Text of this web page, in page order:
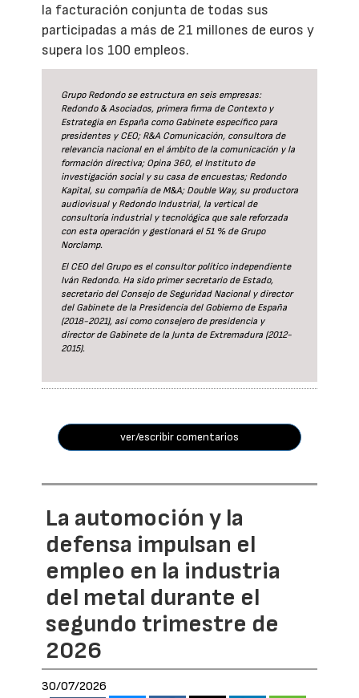
la facturación conjunta de todas sus
participadas a más de 21 millones de euros y
supera los 100 empleos.
Grupo Redondo se estructura en seis empresas:
Redondo & Asociados, primera firma de Contexto y
Estrategia en España como Gabinete específico para
presidentes y CEO; R&A Comunicación, consultora de
relevancia nacional en el ámbito de la comunicación y la
formación directiva; Opina 360, el Instituto de
investigación social y su casa de encuestas; Redondo
Kapital, su compañía de M&A; Double Way, su productora
audiovisual y Redondo Industrial, la vertical de
consultoría industrial y tecnológica que sale reforzada
con esta operación y gestionará el 51 % de Grupo
Norclamp.
El CEO del Grupo es el consultor político independiente
Iván Redondo. Ha sido primer secretario de Estado,
secretario del Consejo de Seguridad Nacional y director
del Gabinete de la Presidencia del Gobierno de España
(2018-2021), así como consejero de presidencia y
director de Gabinete de la Junta de Extremadura (2012-
2015).
ver/escribir comentarios
La automoción y la
defensa impulsan el
empleo en la industria
del metal durante el
segundo trimestre de
2026
30/07/2026